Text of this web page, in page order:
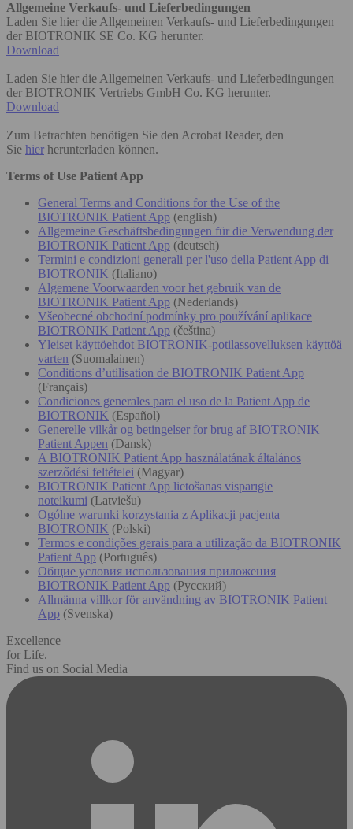
Allgemeine Verkaufs- und Lieferbedingungen
Laden Sie hier die Allgemeinen Verkaufs- und Lieferbedingungen
der BIOTRONIK SE Co. KG herunter.
Download
Laden Sie hier die Allgemeinen Verkaufs- und Lieferbedingungen
der BIOTRONIK Vertriebs GmbH Co. KG herunter.
Download
Zum Betrachten benötigen Sie den Acrobat Reader, den
Sie hier herunterladen können.
Terms of Use Patient App
General Terms and Conditions for the Use of the
BIOTRONIK Patient App (english)
Allgemeine Geschäftsbedingungen für die Verwendung der
BIOTRONIK Patient App (deutsch)
Termini e condizioni generali per l'uso della Patient App di
BIOTRONIK (Italiano)
Algemene Voorwaarden voor het gebruik van de
BIOTRONIK Patient App (Nederlands)
Všeobecné obchodní podmínky pro používání aplikace
BIOTRONIK Patient App (čeština)
Yleiset käyttöehdot BIOTRONIK-potilassovelluksen käyttöä
varten (Suomalainen)
Conditions d’utilisation de BIOTRONIK Patient App
(Français)
Condiciones generales para el uso de la Patient App de
BIOTRONIK (Español)
Generelle vilkår og betingelser for brug af BIOTRONIK
Patient Appen (Dansk)
A BIOTRONIK Patient App használatának általános
szerződési feltételei (Magyar)
BIOTRONIK Patient App lietošanas vispārīgie
noteikumi (Latviešu)
Ogólne warunki korzystania z Aplikacji pacjenta
BIOTRONIK (Polski)
Termos e condições gerais para a utilização da BIOTRONIK
Patient App (Português)
Общие условия использования приложения
BIOTRONIK Patient App (Русский)
Allmänna villkor för användning av BIOTRONIK Patient
App (Svenska)
Excellence
for Life.
Find us on Social Media